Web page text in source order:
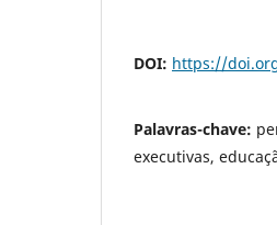
DOI: https://
Palavras-chave:
executivas,